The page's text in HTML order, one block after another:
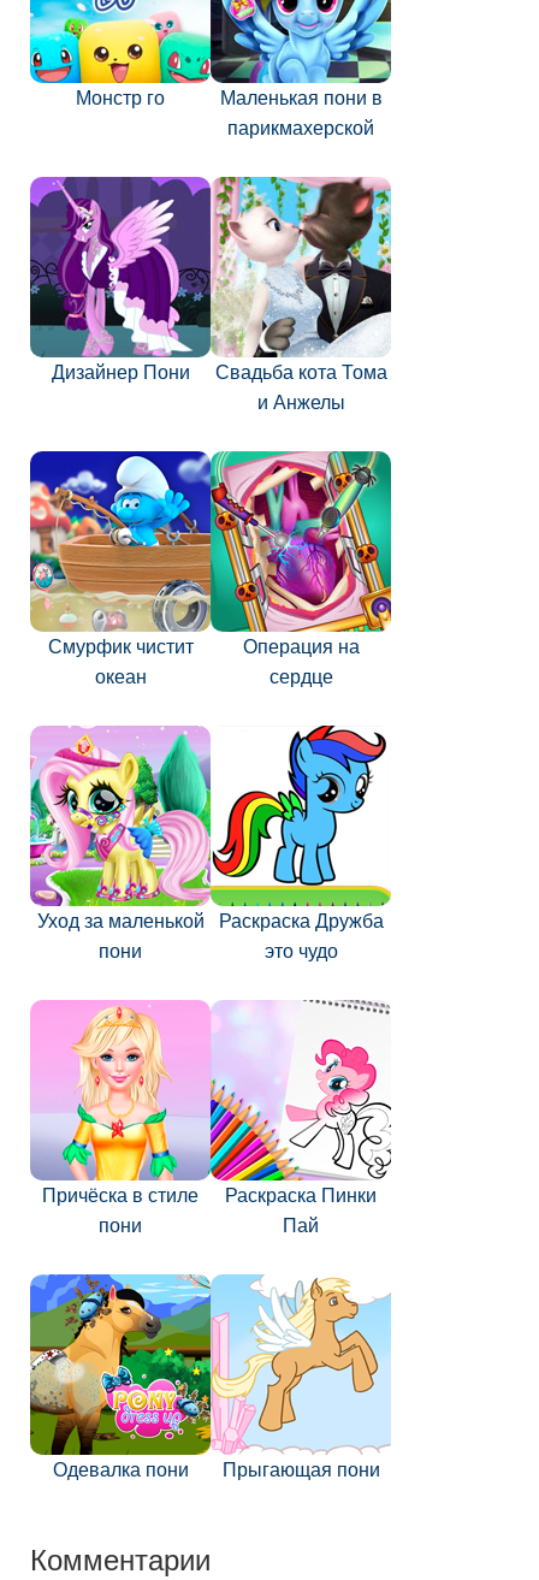
Монстр го
Маленькая пони в
парикмахерской
Дизайнер Пони
Свадьба кота Тома
и Анжелы
Смурфик чистит
океан
Операция на
сердце
Уход за маленькой
пони
Раскраска Дружба
это чудо
Причёска в стиле
пони
Раскраска Пинки
Пай
Одевалка пони Прыгающая пони
Комментарии